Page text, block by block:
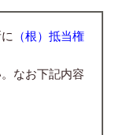
（根）抵当権
なお下記内容